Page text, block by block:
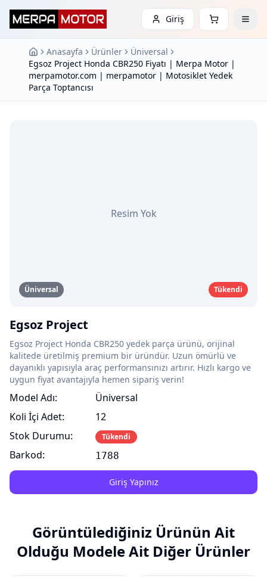
Giriş
Anasayfa Ürünler
Üniversal
Egsoz Project Honda CBR250 Fiyatı | Merpa Motor |
merpamotor.com | merpamotor | Motosiklet Yedek
Parça Toptancısı
Üniversal Tükendi
Resim Yok
Egsoz Project
Egsoz Project Honda CBR250 yedek parça ürünü, orijinal
kalitede üretilmiş premium bir üründür. Uzun ömürlü ve
dayanıklı yapısıyla araç performansınızı artırır. Hızlı kargo ve
uygun fiyat avantajıyla hemen sipariş verin!
Model Adı:
Koli İçi Adet:
Stok Durumu:
Barkod:
Üniversal
12
Tükendi
1788
Giriş Yapınız
Görüntülediğiniz Ürünün Ait
Olduğu Modele Ait Diğer Ürünler